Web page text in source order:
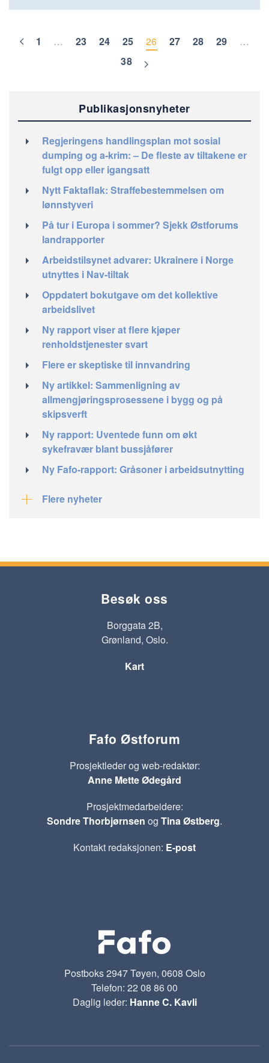
1 … 23 24 25 26 27 28 29
…
38
Publikasjonsnyheter
Regjeringens handlingsplan mot sosial
dumping og a-krim: – De fleste av tiltakene er
fulgt opp eller igangsatt
Nytt Faktaflak: Straffebestemmelsen om
lønnstyveri
På tur i Europa i sommer? Sjekk Østforums
landrapporter
Arbeidstilsynet advarer: Ukrainere i Norge
utnyttes i Nav-tiltak
Oppdatert bokutgave om det kollektive
arbeidslivet
Ny rapport viser at flere kjøper
renholdstjenester svart
Flere er skeptiske til innvandring
Ny artikkel: Sammenligning av
allmengjøringsprosessene i bygg og på
skipsverft
Ny rapport: Uventede funn om økt
sykefravær blant bussjåfører
Ny Fafo-rapport: Gråsoner i arbeidsutnytting
Flere nyheter
Besøk oss
Borggata 2B,
Grønland, Oslo.
Kart
Fafo Østforum
Prosjektleder og web-redaktør:
Anne Mette Ødegård
Prosjektmedarbeidere:
Sondre Thorbjørnsen og Tina Østberg.
Kontakt redaksjonen: E-post
Postboks 2947 Tøyen, 0608 Oslo
Telefon: 22 08 86 00
Daglig leder: Hanne C. Kavli